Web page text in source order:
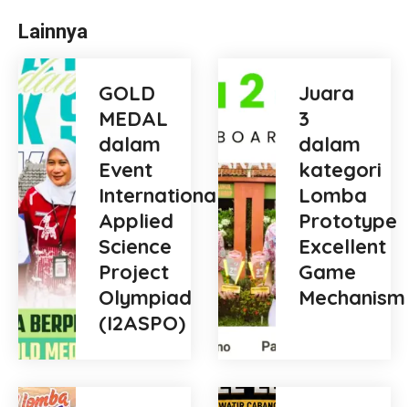
Lainnya
GOLD
MEDAL
dalam
Event
International
Applied
Science
Project
Olympiad
(I2ASPO)
Juara
3
dalam
kategori
Lomba
Prototype
Excellent
Game
Mechanism